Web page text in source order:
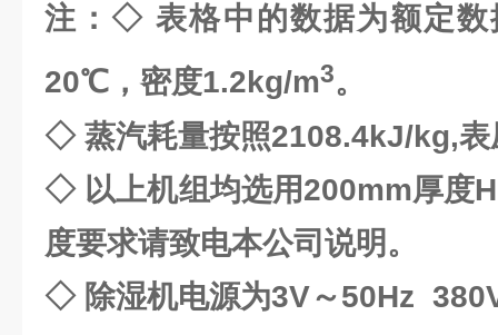
注：◇ 表格中的数据为额定数
20℃，密度1.2kg/m3。
◇ 蒸汽耗量按照2108.4kJ/kg,表
◇ 以上机组均选用200mm厚度
度要求请致电本公司说明。
◇ 除湿机电源为3V～50Hz